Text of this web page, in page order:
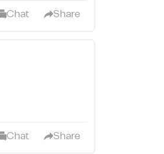
Chat Share
Chat Share